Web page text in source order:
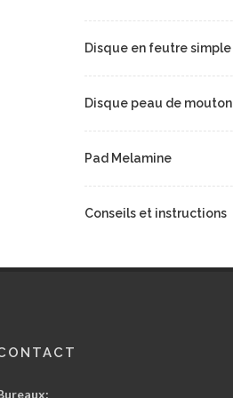
Disque en feutre simple
Disque peau de mouton
Pad Melamine
Conseils et instructions